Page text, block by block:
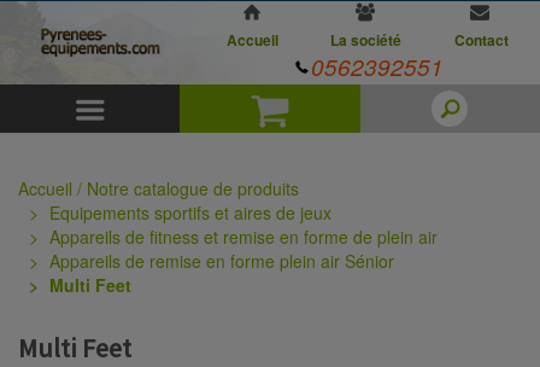
Panier
Accueil La société Contact
0562392551
Accueil / Notre catalogue de produits
Equipements sportifs et aires de jeux
Appareils de fitness et remise en forme de plein air
Appareils de remise en forme plein air Sénior
Multi Feet
Multi Feet